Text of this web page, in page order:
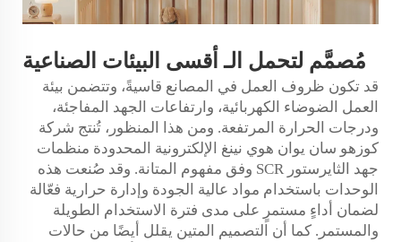
مُصمَّم لتحمل الـ أقسى البيئات الصناعية
قد تكون ظروف العمل في المصانع قاسيةً، وتتضمن بيئة
العمل الضوضاء الكهربائية، وارتفاعات الجهد المفاجئة،
ودرجات الحرارة المرتفعة. ومن هذا المنظور، تُنتج شركة
كوزهو سان يوان هوي نينغ الإلكترونية المحدودة منظمات
جهد الثايرستور SCR وفق مفهوم المتانة. وقد صُنعت هذه
الوحدات باستخدام مواد عالية الجودة وإدارة حرارية فعّالة
لضمان أداءٍ مستمرٍ على مدى فترة الاستخدام الطويلة
والمستمر. كما أن التصميم المتين يقلل أيضًا من حالات